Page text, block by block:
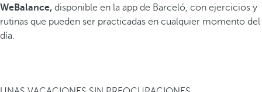
WeBalance, disponible en la app de Barceló, con ejercicios y
rutinas que pueden ser practicadas en cualquier momento del
día.